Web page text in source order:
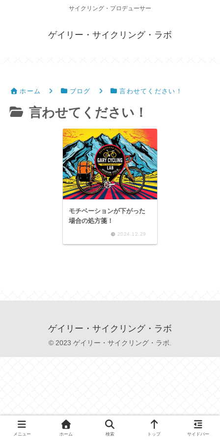
サイクリング・プロデューサー
ゲイリー・サイクリング・ラボ
ホーム ブログ 言わせてください！
言わせてください！
モチベーションが下がった
場合の処方箋！
2024.12.29
ゲイリー・サイクリング・ラボ
© 2023 ゲイリー・サイクリング・ラボ.
メニュー ホーム 検索 トップ サイドバー